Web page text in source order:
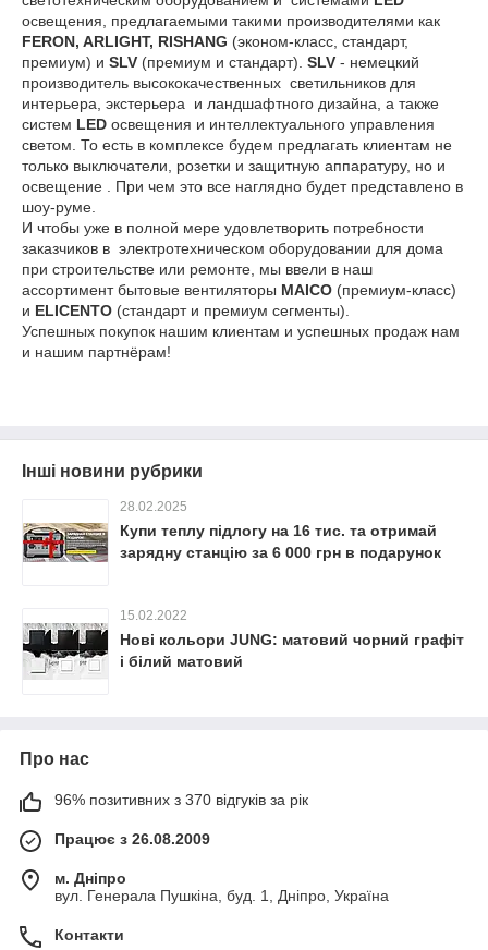
освещения, предлагаемыми такими производителями как
FERON, ARLIGHT, RISHANG (эконом-класс, стандарт,
премиум) и SLV (премиум и стандарт). SLV - немецкий
производитель высококачественных светильников для
интерьера, экстерьера и ландшафтного дизайна, а также
систем LED освещения и интеллектуального управления
светом. То есть в комплексе будем предлагать клиентам не
только выключатели, розетки и защитную аппаратуру, но и
освещение . При чем это все наглядно будет представлено в
шоу-руме.
И чтобы уже в полной мере удовлетворить потребности
заказчиков в электротехническом оборудовании для дома
при строительстве или ремонте, мы ввели в наш
ассортимент бытовые вентиляторы MAICO (премиум-класс)
и ELICENTO (стандарт и премиум сегменты).
Успешных покупок нашим клиентам и успешных продаж нам
и нашим партнёрам!
Інші новини рубрики
28.02.2025
Купи теплу підлогу на 16 тис. та отримай
зарядну станцію за 6 000 грн в подарунок
15.02.2022
Нові кольори JUNG: матовий чорний графіт
і білий матовий
Про нас
96% позитивних з 370 відгуків за рік
Працює з 26.08.2009
м. Дніпро
вул. Генерала Пушкіна, буд. 1, Дніпро, Україна
Контакти